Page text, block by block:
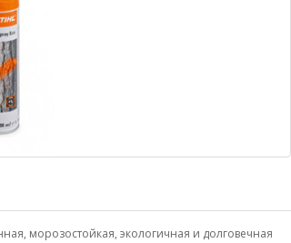
морозостойкая, экологичная и долговечная